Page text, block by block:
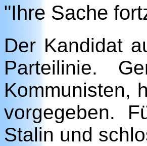
"Ihre Sache
Der Kandidat
Parteilinie.
Kommunisten,
vorgegeben.
Stalin und